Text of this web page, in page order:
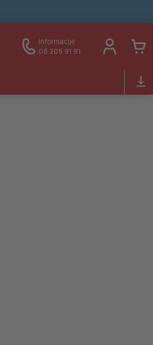
Informacije
08 205 91 91